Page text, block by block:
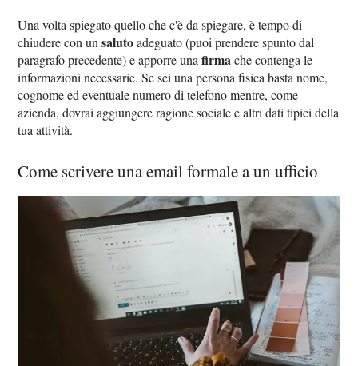
Una volta spiegato quello che c'è da spiegare, è tempo di
chiudere con unsalutoadeguato (puoi prendere spunto dal
paragrafo precedente) e apporre unafirmache contenga le
informazioni necessarie. Se sei una persona fisica basta nome,
cognome ed eventuale numero di telefono mentre, come
azienda, dovrai aggiungere ragione sociale e altri dati tipici della
tua attività.
Come scrivere una email formale a un ufficio